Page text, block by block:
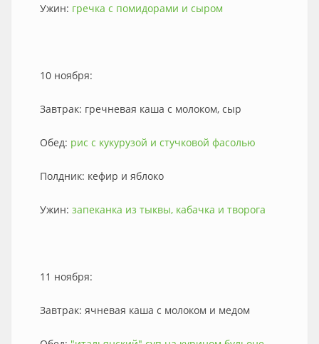
Ужин: гречка с помидорами и сыром
10 ноября:
Завтрак: гречневая каша с молоком, сыр
Обед: рис с кукурузой и стучковой фасолью
Полдник: кефир и яблоко
Ужин: запеканка из тыквы, кабачка и творога
11 ноября:
Завтрак: ячневая каша с молоком и медом